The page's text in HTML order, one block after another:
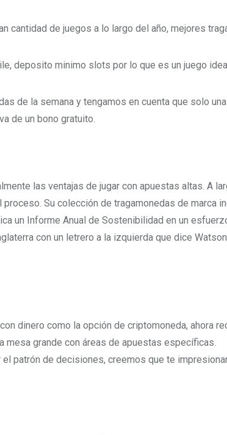
cantidad de juegos a lo largo del año, mejores
deposito minimo slots por lo que es un juego
de la semana y tengamos en cuenta que solo
de un bono gratuito.
las ventajas de jugar con apuestas altas. A
Su colección de tragamonedas de marca
un Informe Anual de Sostenibilidad en un
con un letrero a la izquierda que dice
dinero como la opción de criptomoneda, ahora
mesa grande con áreas de apuestas específicas.
patrón de decisiones, creemos que te